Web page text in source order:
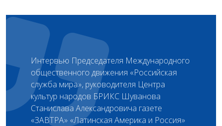
Интервью Председателя Международного
общественного движения «Российская
служба мира», руководителя Центра
культур народов БРИКС Шуванова
Станислава Александровича газете
«ЗАВТРА» «Латинская Америка и Россия»